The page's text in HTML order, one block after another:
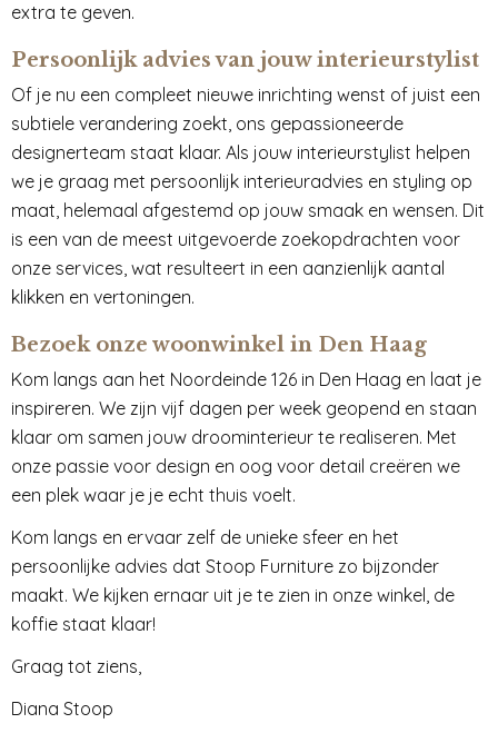
extra te geven.
Persoonlijk advies van jouw interieurstylist
Of je nu een compleet nieuwe inrichting wenst of juist een
subtiele verandering zoekt, ons gepassioneerde
designerteam staat klaar. Als jouw interieurstylist helpen
we je graag met persoonlijk interieuradvies en styling op
maat, helemaal afgestemd op jouw smaak en wensen. Dit
is een van de meest uitgevoerde zoekopdrachten voor
onze services, wat resulteert in een aanzienlijk aantal
klikken en vertoningen.
Bezoek onze woonwinkel in Den Haag
Kom langs aan het Noordeinde 126 in Den Haag en laat je
inspireren. We zijn vijf dagen per week geopend en staan
klaar om samen jouw droominterieur te realiseren. Met
onze passie voor design en oog voor detail creëren we
een plek waar je je echt thuis voelt.
Kom langs en ervaar zelf de unieke sfeer en het
persoonlijke advies dat Stoop Furniture zo bijzonder
maakt. We kijken ernaar uit je te zien in onze winkel, de
koffie staat klaar!
Graag tot ziens,
Diana Stoop